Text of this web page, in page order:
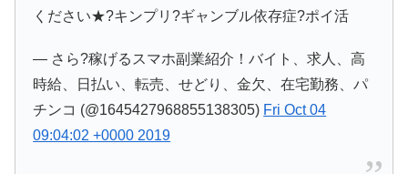
ください★?キンプリ?ギャンブル依存症?ポイ活
— さら?稼げるスマホ副業紹介！バイト、求人、高
時給、日払い、転売、せどり、金欠、在宅勤務、パ
チンコ (@1645427968855138305) Fri Oct 04
09:04:02 +0000 2019